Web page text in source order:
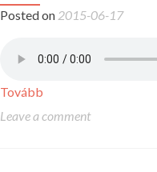
Posted on 2015-06-17
Tovább
Leave a comment